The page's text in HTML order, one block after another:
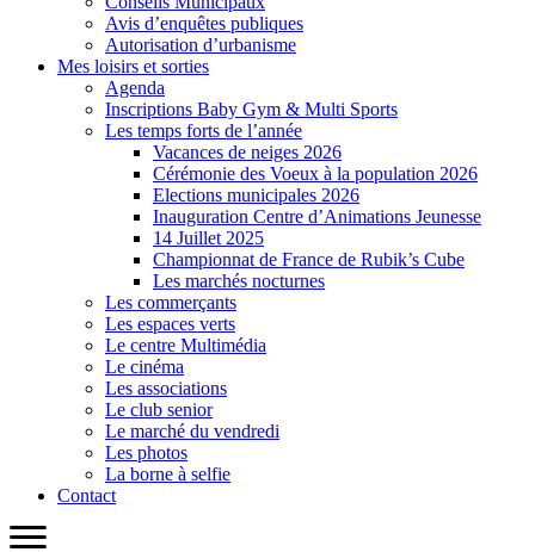
Avis d’enquêtes publiques
Autorisation d’urbanisme
Mes loisirs et sorties
Agenda
Inscriptions Baby Gym & Multi Sports
Les temps forts de l’année
Vacances de neiges 2026
Cérémonie des Voeux à la population 2026
Elections municipales 2026
Inauguration Centre d’Animations Jeunesse
14 Juillet 2025
Championnat de France de Rubik’s Cube
Les marchés nocturnes
Les commerçants
Les espaces verts
Le centre Multimédia
Le cinéma
Les associations
Le club senior
Le marché du vendredi
Les photos
La borne à selfie
Contact